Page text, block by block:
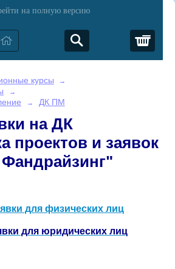
на полную версию
курсы →
→
→ ДК ПМ
на ДК
проектов и заявок
для физических лиц
для юридических лиц